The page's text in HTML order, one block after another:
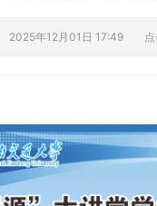
2025年12月01日 17:49 点